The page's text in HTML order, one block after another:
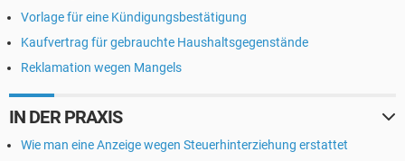
Vorlage für eine Kündigungsbestätigung
Kaufvertrag für gebrauchte Haushaltsgegenstände
Reklamation wegen Mangels
IN DER PRAXIS
Wie man eine Anzeige wegen Steuerhinterziehung erstattet